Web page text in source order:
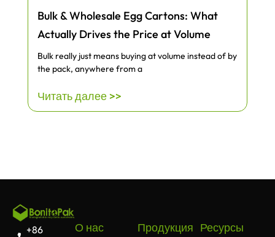
Bulk & Wholesale Egg Cartons: What
Actually Drives the Price at Volume
Bulk really just means buying at volume instead of by
the pack, anywhere from a
Читать далее >>
+86
О нас Продукция Ресурсы